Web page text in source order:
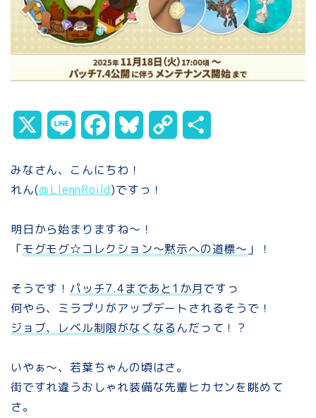
c
b
o
k
s
y
n
k
みなさん、こんにちわ！
れん(＠LlennRoild)ですっ ！
明日から始まりますね～！
「モグモグ☆コレクション～黙示への道標～ 」！
そうです！ パッチ7.4まであと1か月ですっ
何やら、ミラプリがアップデートされるそうで！
ジョブ、レベル制限がなくなるんだって！？
いやぁ～、若葉ちゃんの頃はさ。
街ですれ違うおしゃれ装備な先輩ヒカセンを眺めて
さ。